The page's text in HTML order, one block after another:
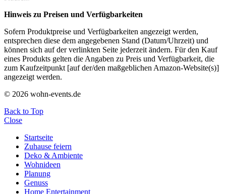
Hinweis zu Preisen und Verfügbarkeiten
Sofern Produktpreise und Verfügbarkeiten angezeigt werden,
entsprechen diese dem angegebenen Stand (Datum/Uhrzeit) und
können sich auf der verlinkten Seite jederzeit ändern. Für den Kauf
eines Produkts gelten die Angaben zu Preis und Verfügbarkeit, die
zum Kaufzeitpunkt [auf der/den maßgeblichen Amazon-Website(s)]
angezeigt werden.
© 2026 wohn-events.de
Back to Top
Close
Startseite
Zuhause feiern
Deko & Ambiente
Wohnideen
Planung
Genuss
Home Entertainment